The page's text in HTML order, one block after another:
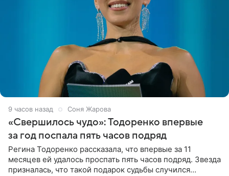
9 часов назад Соня Жарова
«Свершилось чудо»: Тодоренко впервые
за год поспала пять часов подряд
Регина Тодоренко рассказала, что впервые за 11
месяцев ей удалось проспать пять часов подряд. Звезда
призналась, что такой подарок судьбы случился